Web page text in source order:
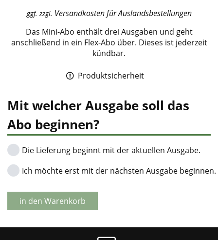
ggf. zzgl. Versandkosten für Auslandsbestellungen
Das Mini-Abo enthält drei Ausgaben und geht
anschließend in ein Flex-Abo über. Dieses ist jederzeit
kündbar.
Produktsicherheit
Mit welcher Ausgabe soll das
Abo beginnen?
Die Lieferung beginnt mit der aktuellen Ausgabe.
Ich möchte erst mit der nächsten Ausgabe beginnen.
in den Warenkorb